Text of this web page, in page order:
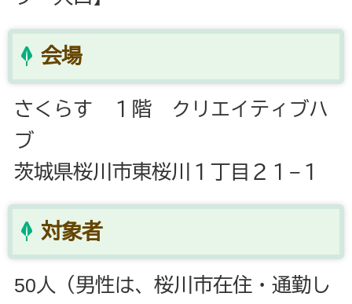
会場
さくらす １階 クリエイティブハ
ブ
茨城県桜川市東桜川１丁目２１−１
対象者
50人（男性は、桜川市在住・通勤し